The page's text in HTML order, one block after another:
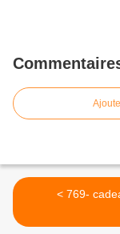
< 769-